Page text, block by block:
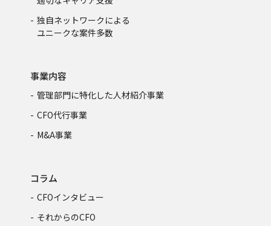
独自ネットワークによる
ユニークな案件多数
事業内容
管理部門に特化した人材紹介事業
CFO代行事業
M&A事業
コラム
CFOインタビュー
それからのCFO